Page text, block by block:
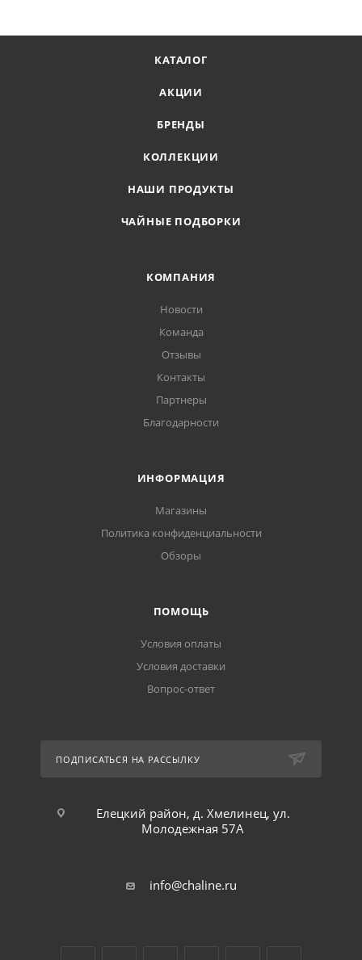
КАТАЛОГ
АКЦИИ
БРЕНДЫ
КОЛЛЕКЦИИ
НАШИ ПРОДУКТЫ
ЧАЙНЫЕ ПОДБОРКИ
КОМПАНИЯ
Новости
Команда
Отзывы
Контакты
Партнеры
Благодарности
ИНФОРМАЦИЯ
Магазины
Политика конфиденциальности
Обзоры
ПОМОЩЬ
Условия оплаты
Условия доставки
Вопрос-ответ
ПОДПИСАТЬСЯ НА РАССЫЛКУ
Елецкий район, д. Хмелинец, ул.
Молодежная 57А
info@chaline.ru